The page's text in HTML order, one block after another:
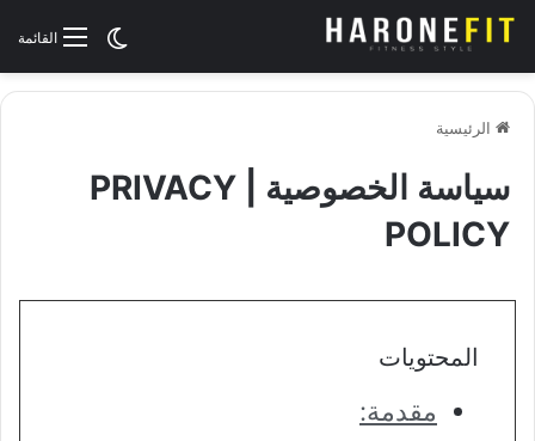
القائمةالوضع
الرئيسية
سياسة الخصوصية | PRIVACY
POLICY
المحتويات
مقدمة: